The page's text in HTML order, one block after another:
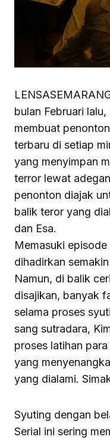
bulan Februari lalu,
membuat
terbaru di setiap
yang menyimpan
terror lewat
penonton diajak
balik teror yang
dan Esa.
Memasuki
dihadirkan
Namun, di balik
disajikan, banyak
selama proses
sang sutradara,
proses latihan
yang
yang dialami.
Syuting dengan
Serial ini sering